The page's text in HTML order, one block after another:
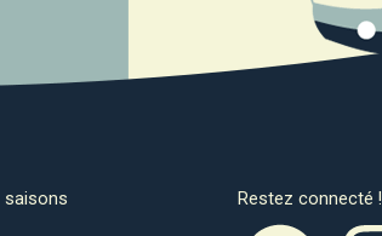
saisons
Restez connecté !